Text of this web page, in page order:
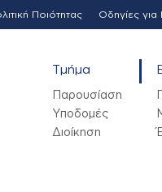
Ποιότητας Οδηγίες για
Τμήμα
Παρουσίαση
Υποδομές
Διοίκηση